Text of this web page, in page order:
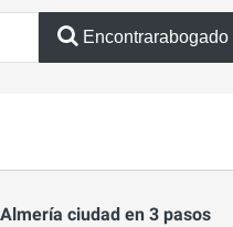
Encontrarabogado
ciudad en 3 pasos